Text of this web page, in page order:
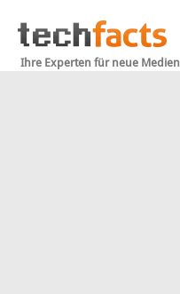
Ihre Experten für neue Medien